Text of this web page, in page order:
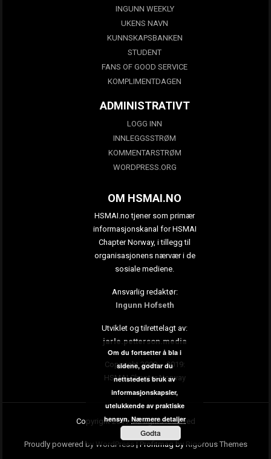
INGUNN WEEKLY
UKENS NAVN
KUNNSKAPSBANKEN
STUDENT
FANS OF GOOD SERVICE
KOMPLIMENTDAGEN
ADMINISTRATIVT
LOGG INN
INNLEGGSSTRØM
KOMMENTARSTRØM
WORDPRESS.ORG
OM HSMAI.NO
HSMAI.no tjener som primær
informasjonskanal for HSMAI
Chapter Norway, i tillegg til
organisasjonens nærvær i de
sosiale mediene.
Ansvarlig redaktør:
Ingunn Hofseth
Utviklet og tilrettelagt av:
jarle.petterson.media
Copyright 2009 – 2019:
HSMAI Chapter Norway
Copyright 2019. All rights reserved
Proudly powered by WordPress | Profitmag by Rigorous Themes
Om du fortsetter å bla i
sidene, godtar du
nettstedets bruk av
informasjonskapsler,
utelukkende av praktiske
hensyn. Nærmere detaljer
Godta